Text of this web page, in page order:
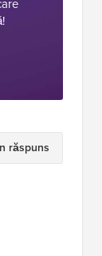
răspuns